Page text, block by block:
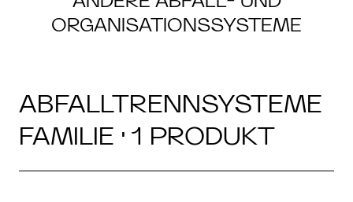
ORGANISATIONSSYSTEME
ABFALLTRENNSYSTEME
FAMILIE · 1 PRODUKT